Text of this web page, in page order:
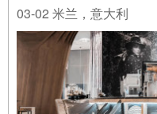
03-02 米兰，意大利